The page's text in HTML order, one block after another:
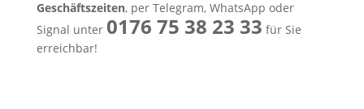
Geschäftszeiten, per Telegram, WhatsApp oder
Signal unter 0176 75 38 23 33 für Sie
erreichbar!